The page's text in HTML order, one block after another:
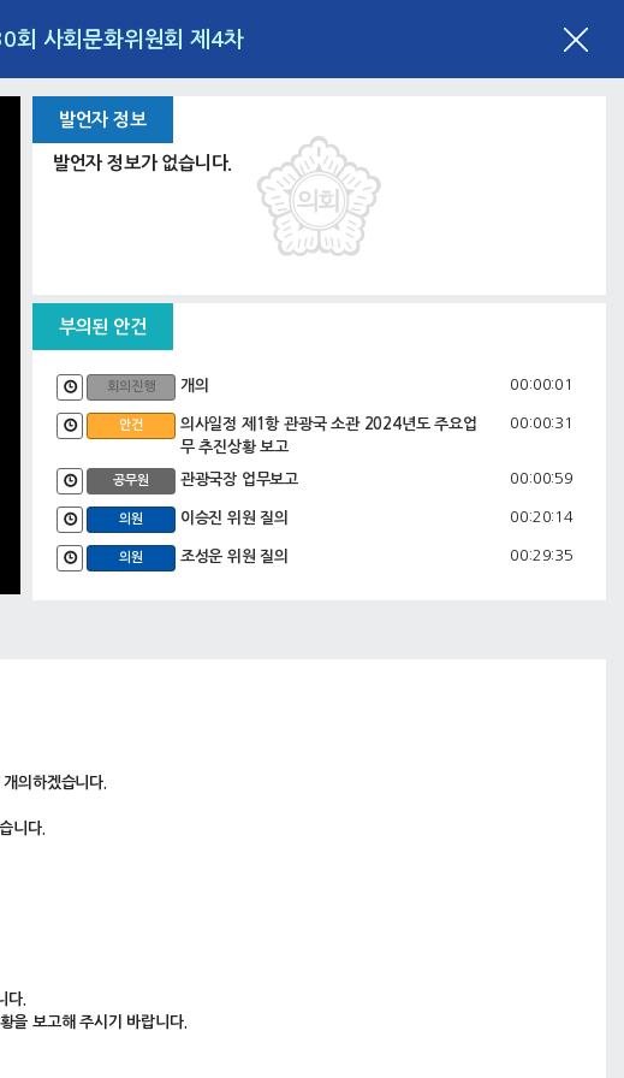
회 사회문화위원회 제4차
발언자 정보
발언자 정보가 없습니다.
부의된 안건
회의진행 개의 00:00:01
안건
의사일정 제1항 관광국 소관 2024년도 주요업
무 추진상황 보고
00:00:31
공무원 관광국장 업무보고 00:00:59
의원 이승진 위원 질의 00:20:14
의원 조성운 위원 질의 00:29:35
의하겠습니다.
니다.
다.
을 보고해 주시기 바랍니다.